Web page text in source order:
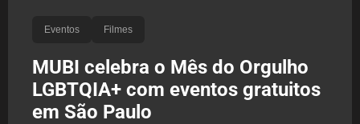
Eventos Filmes
MUBI celebra o Mês do Orgulho
LGBTQIA+ com eventos gratuitos
em São Paulo